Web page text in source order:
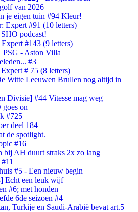
van 2026
je eigen tuin #94 Kleur!
Expert #91 (10 letters)
podcast!
#143 (9 letters)
PSG - Aston Villa
#3
# 75 (8 letters)
Witte Leeuwen Brullen nog altijd in
Divisie] #44 Vitesse mag weg
on
#725
deel 184
de spotlight.
#16
bij AH duurt straks 2x zo lang
#5 - Een nieuw begin
Echt een leuk wijf
#6; met honden
6de seizoen #4
Turkije en Saudi-Arabië bevat art.5